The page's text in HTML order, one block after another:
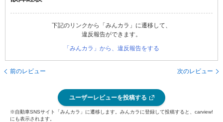
下記のリンクから「みんカラ」に遷移して、
違反報告ができます。
「みんカラ」から、違反報告をする
前のレビュー 次のレビュー
ユーザーレビューを投稿する
※自動車SNSサイト「みんカラ」に遷移します。みんカラに登録して投稿すると、carview!
にも表示されます。